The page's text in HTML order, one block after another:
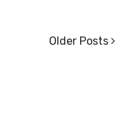
Older Posts